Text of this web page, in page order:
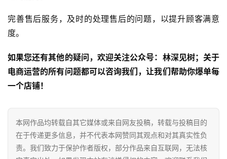
完善售后服务，及时的处理售后的问题，以提升顾客满意
度。
如果您还有其他的疑问，欢迎关注公众号：林深见树；关于
电商运营的所有问题都可以咨询我们，让我们帮助你爆单每
一个店铺！
本网作品均转载自其它媒体或来自网友投稿，转载与投稿目的
在于传递更多信息，并不代表本网赞同其观点和对其真实性负
责。我们致力于保护作者版权，部分作品来自互联网，无法核